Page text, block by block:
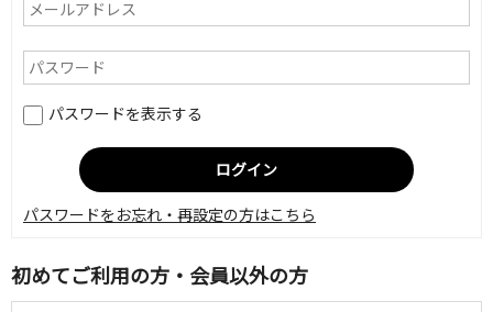
パスワードを表示する
パスワードをお忘れ・再設定の方はこちら
初めてご利用の方・会員以外の方